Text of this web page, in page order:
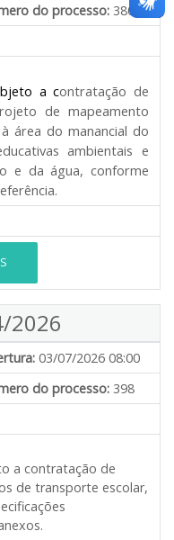
do processo: 380
a contratação de
de mapeamento
área do manancial do
ambientais e
e da água, conforme
2026
03/07/2026 08:00
do processo: 398
a contratação de
de transporte escolar,